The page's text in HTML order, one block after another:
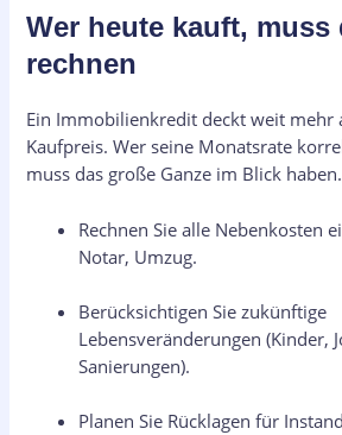
Wer heute kauft, muss
rechnen
Ein Immobilienkredit deckt weit mehr
Kaufpreis. Wer seine Monatsrate
muss das große Ganze im Blick
Rechnen Sie alle Nebenkosten
Notar, Umzug.
Berücksichtigen Sie zukünftige
Lebensveränderungen (Kinder,
Sanierungen).
Planen Sie Rücklagen für